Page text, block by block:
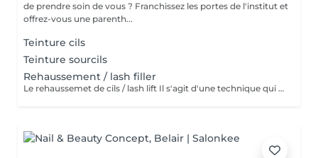
de prendre soin de vous ? Franchissez les portes de l'institut et
offrez-vous une parenth...
Teinture cils
Teinture sourcils
Rehaussement / lash filler
Le rehaussemet de cils / lash lift Il s'agit d'une technique qui consiste à recourber, rehausser les cils naturels pour une periode de 4 à 6 semaines.le simple rehaussement ne comprend pas la teinture et le soin à la kératine contrairement au soin lash botox Technique qui permet de rehausser, améliorer, soigner et épaissir les cils. Le soin lash botox / keratine appliquer est un soin complet pour vos cils. Précautions a prendre : Venir sans lentilles de contact Eviter l'exposition au soleil et mouiller les cils 24 heures après